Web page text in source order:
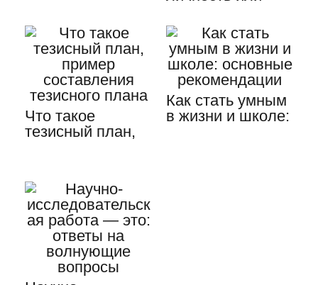
образец работы
ли является
личностью
Что такое
тезисный план,
тезисного плана
Как стать умным
в жизни и школе: